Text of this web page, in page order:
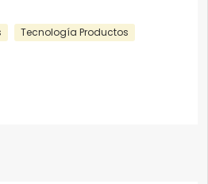
Tecnología Productos